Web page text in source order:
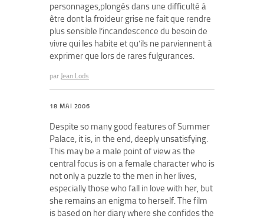
personnages,plongés dans une difficulté à
être dont la froideur grise ne fait que rendre
plus sensible l’incandescence du besoin de
vivre qui les habite et qu’ils ne parviennent à
exprimer que lors de rares fulgurances.
par Jean Lods
18 MAI 2006
Despite so many good features of Summer
Palace, it is, in the end, deeply unsatisfying.
This may be a male point of view as the
central focus is on a female character who is
not only a puzzle to the men in her lives,
especially those who fall in love with her, but
she remains an enigma to herself. The film
is based on her diary where she confides the